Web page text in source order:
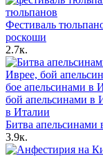
Фестиваль
роскоши
2.7к.
Битва
3.9к.